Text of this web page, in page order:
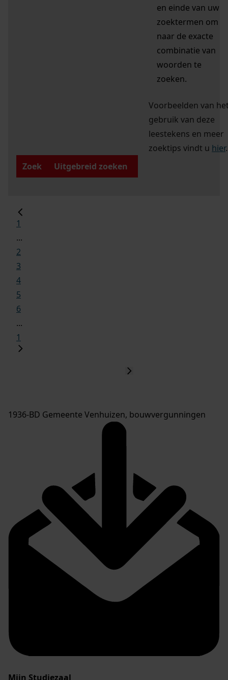
en einde van uw
zoektermen om
naar de exacte
combinatie van
woorden te
zoeken.
Voorbeelden van
gebruik van deze
leestekens en meer
zoektips vindt u hier.
Zoek
Uitgebreid zoeken
1
...
2
3
4
5
6
...
1
1936-BD Gemeente Venhuizen, bouwvergunningen
Mijn Studiezaal